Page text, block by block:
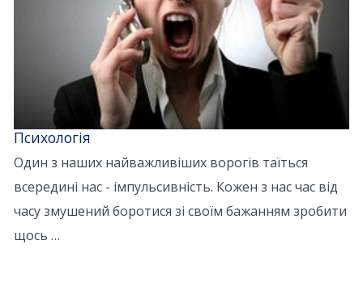
Психологія
Один з наших найважливіших ворогів таїться
всередині нас - імпульсивність. Кожен з нас час від
часу змушений боротися зі своїм бажанням зробити
щось …